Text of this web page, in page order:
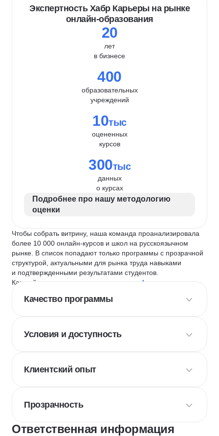
Экспертность Хабр Карьеры на рынке
онлайн-образования
20
лет
в бизнесе
400
образовательных
учреждений
10тыс
оцененных
курсов
300тыс
данных
о курсах
Подробнее про нашу методологию
оценки
Чтобы собрать витрину, наша команда проанализировала
более 10 000 онлайн-курсов и школ на русскоязычном
рынке. В список попадают только программы с прозрачной
структурой, актуальными для рынка труда навыками
и подтвержденными результатами студентов.
Каждый курс и школу мы оцениваем по
4 критериям
Качество программы
Условия и доступность
Клиентский опыт
Прозрачность
Ответственная информация